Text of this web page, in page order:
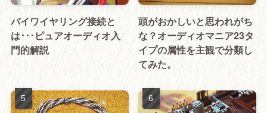
バイワイヤリング接続と
は･･･ピュアオーディオ入
門的解説
頭がおかしいと思われがち
な？オーディオマニア23タ
イプの属性を主観で分類し
てみた。